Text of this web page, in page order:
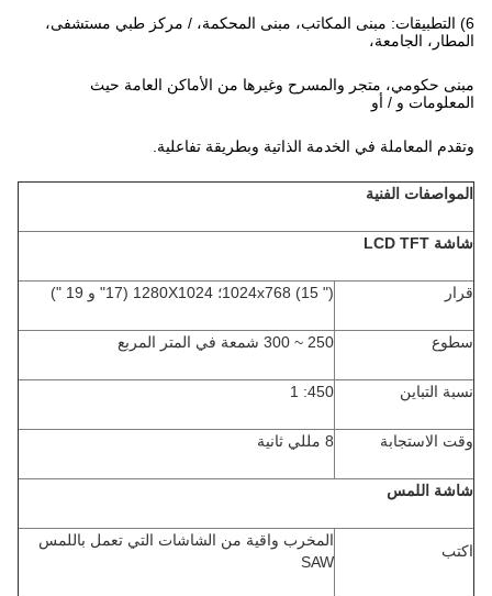
6) التطبيقات: مبنى المكاتب، مبنى المحكمة، / مركز طبي مستشفى،
المطار، الجامعة،
مبنى حكومي، متجر والمسرح وغيرها من الأماكن العامة حيث
المعلومات و / أو
وتقدم المعاملة في الخدمة الذاتية وبطريقة تفاعلية.
المواصفات الفنية
شاشة LCD TFT
قرار 1024x768 (15 ")؛ 1280X1024 (17" و 19 ")
سطوع 250 ~ 300 شمعة في المتر المربع
نسبة التباين 450: 1
وقت الاستجابة 8 مللي ثانية
شاشة اللمس
اكتب
المخرب واقية من الشاشات التي تعمل باللمس
SAW